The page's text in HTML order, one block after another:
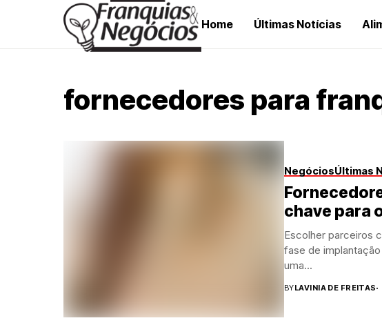
Home Últimas Notícias
fornecedores para
NegóciosÚltimas
chave para
Escolher parceiros
fase de
uma...
BYLAVINIA DE FREITAS